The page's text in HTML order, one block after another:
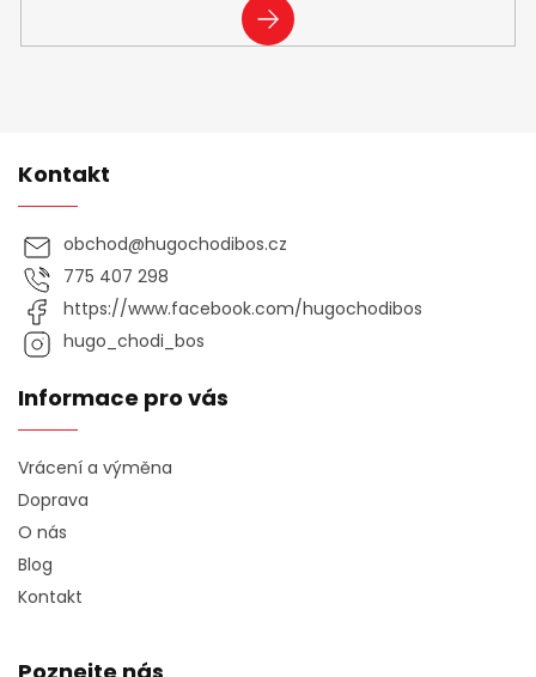
PŘIHLÁSIT
SE
Kontakt
obchod@hugochodibos.cz
775 407 298
https://www.facebook.com/hugochodibos
hugo_chodi_bos
Informace pro vás
Vrácení a výměna
Doprava
O nás
Blog
Kontakt